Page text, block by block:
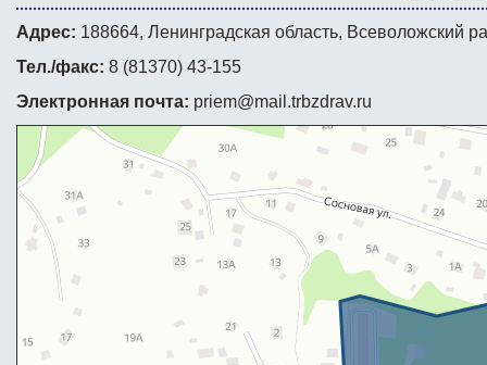
Адрес: 188664, Ленинградская область, Всеволожский
Тел./факс: 8 (81370) 43-155
Электронная почта: priem@mail.trbzdrav.ru